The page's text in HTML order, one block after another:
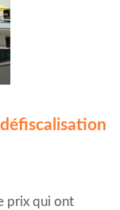
prix qui ont